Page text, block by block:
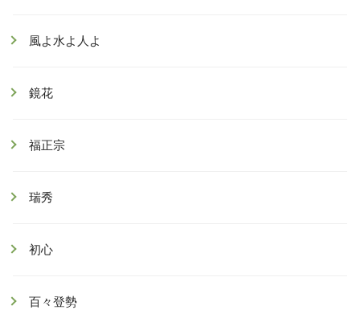
風よ水よ人よ
鏡花
福正宗
瑞秀
初心
百々登勢